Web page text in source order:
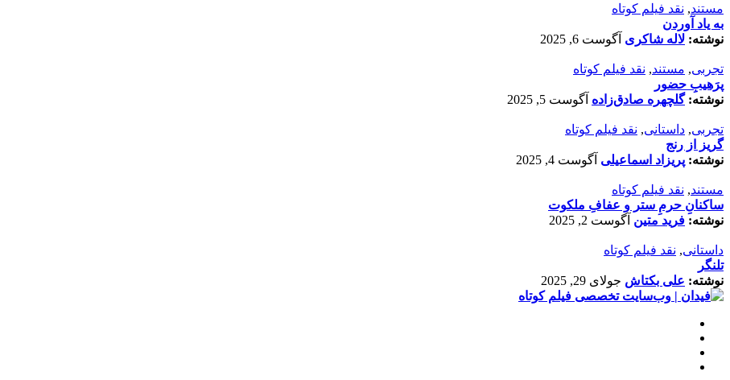
مستند, نقد فیلم کوتاه
به یاد آوردن
نوشته: لاله شاکری آگوست 6, 2025
تجربی, مستند, نقد فیلم کوتاه
پرَهیب‌ِ حضور
نوشته:گلچهره صادق‌زاده آگوست 5, 2025
تجربی, داستانی, نقد فیلم کوتاه
گریز از رنج
نوشته: پریزاد اسماعیلی آگوست 4, 2025
مستند, نقد فیلم کوتاه
ساکنانِ حرمِ ستر و عفافِ ملکوت
نوشته: فرید متین آگوست 2, 2025
داستانی, نقد فیلم کوتاه
تلنگر
نوشته: علی بکتاش جولای 29, 2025